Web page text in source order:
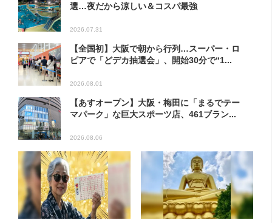
選…夜だから涼しい＆コスパ最強
2026.07.31
【全国初】大阪で朝から行列…スーパー・ロ
ピアで「どデカ抽選会」、開始30分で“1...
2026.08.01
【あすオープン】大阪・梅田に「まるでテー
マパーク」な巨大スポーツ店、461ブラン...
2026.08.06